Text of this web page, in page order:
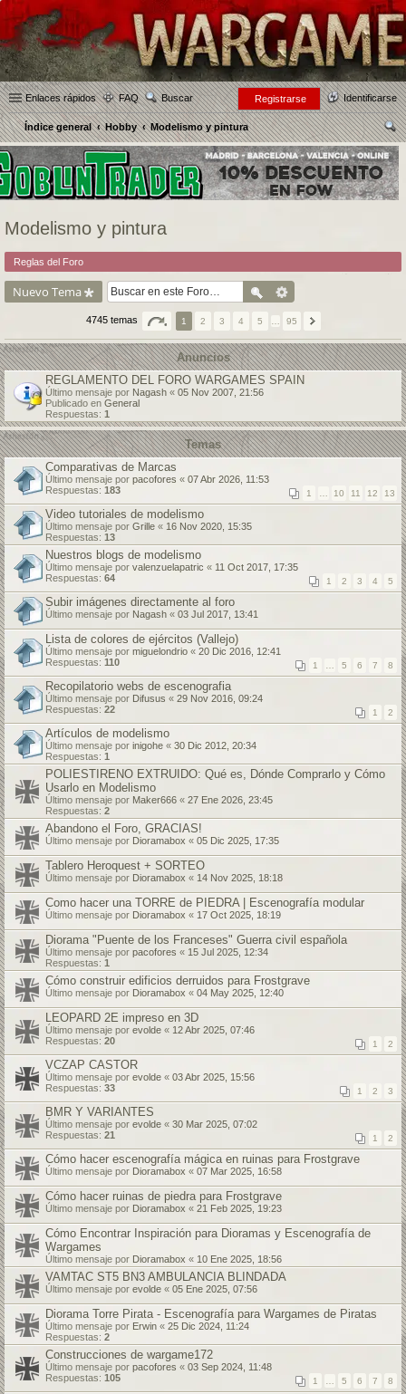
Enlaces rápidos FAQ Buscar Identificarse
Registrarse
Índice general Hobby
Modelismo y pintura
us
car
Modelismo y pintura
Reglas del Foro
Nuevo Tema
4745 temas 1 2 3 4 5 95
Anuncios
REGLAMENTO DEL FORO WARGAMES SPAIN
Último mensaje por Nagash « 05 Nov 2007, 21:56
Publicado en General
Respuestas: 1
Temas
Comparativas de Marcas
Último mensaje por pacofores « 07 Abr 2026, 11:53
Respuestas: 183 1 10 11 12 13
Video tutoriales de modelismo
Último mensaje por Grille « 16 Nov 2020, 15:35
Respuestas: 13
Nuestros blogs de modelismo
Último mensaje por valenzuelapatric « 11 Oct 2017, 17:35
Respuestas: 64 1 2 3 4 5
Subir imágenes directamente al foro
Último mensaje por Nagash « 03 Jul 2017, 13:41
Lista de colores de ejércitos (Vallejo)
Último mensaje por miguelondrio « 20 Dic 2016, 12:41
Respuestas: 110 1 5 6 7 8
Recopilatorio webs de escenografia
Último mensaje por Difusus « 29 Nov 2016, 09:24
Respuestas: 22 1 2
Artículos de modelismo
Último mensaje por inigohe « 30 Dic 2012, 20:34
Respuestas: 1
POLIESTIRENO EXTRUIDO: Qué es, Dónde Comprarlo y Cómo
Usarlo en Modelismo
Último mensaje por Maker666 « 27 Ene 2026, 23:45
Respuestas: 2
Abandono el Foro, GRACIAS!
Último mensaje por Dioramabox « 05 Dic 2025, 17:35
Tablero Heroquest + SORTEO
Último mensaje por Dioramabox « 14 Nov 2025, 18:18
Como hacer una TORRE de PIEDRA | Escenografía modular
Último mensaje por Dioramabox « 17 Oct 2025, 18:19
Diorama "Puente de los Franceses" Guerra civil española
Último mensaje por pacofores « 15 Jul 2025, 12:34
Respuestas: 1
Cómo construir edificios derruidos para Frostgrave
Último mensaje por Dioramabox « 04 May 2025, 12:40
LEOPARD 2E impreso en 3D
Último mensaje por evolde « 12 Abr 2025, 07:46
Respuestas: 20 1 2
VCZAP CASTOR
Último mensaje por evolde « 03 Abr 2025, 15:56
Respuestas: 33 1 2 3
BMR Y VARIANTES
Último mensaje por evolde « 30 Mar 2025, 07:02
Respuestas: 21 1 2
Cómo hacer escenografía mágica en ruinas para Frostgrave
Último mensaje por Dioramabox « 07 Mar 2025, 16:58
Cómo hacer ruinas de piedra para Frostgrave
Último mensaje por Dioramabox « 21 Feb 2025, 19:23
Cómo Encontrar Inspiración para Dioramas y Escenografía de
Wargames
Último mensaje por Dioramabox « 10 Ene 2025, 18:56
VAMTAC ST5 BN3 AMBULANCIA BLINDADA
Último mensaje por evolde « 05 Ene 2025, 07:56
Diorama Torre Pirata - Escenografía para Wargames de Piratas
Último mensaje por Erwin « 25 Dic 2024, 11:24
Respuestas: 2
Construcciones de wargame172
Último mensaje por pacofores « 03 Sep 2024, 11:48
Respuestas: 105 1 5 6 7 8